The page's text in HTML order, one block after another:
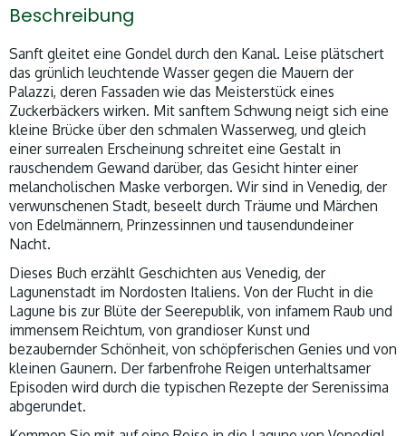
Beschreibung
Sanft gleitet eine Gondel durch den Kanal. Leise plätschert
das grünlich leuchtende Wasser gegen die Mauern der
Palazzi, deren Fassaden wie das Meisterstück eines
Zuckerbäckers wirken. Mit sanftem Schwung neigt sich eine
kleine Brücke über den schmalen Wasserweg, und gleich
einer surrealen Erscheinung schreitet eine Gestalt in
rauschendem Gewand darüber, das Gesicht hinter einer
melancholischen Maske verborgen. Wir sind in Venedig, der
verwunschenen Stadt, beseelt durch Träume und Märchen
von Edelmännern, Prinzessinnen und tausendundeiner
Nacht.
Dieses Buch erzählt Geschichten aus Venedig, der
Lagunenstadt im Nordosten Italiens. Von der Flucht in die
Lagune bis zur Blüte der Seerepublik, von infamem Raub und
immensem Reichtum, von grandioser Kunst und
bezaubernder Schönheit, von schöpferischen Genies und von
kleinen Gaunern. Der farbenfrohe Reigen unterhaltsamer
Episoden wird durch die typischen Rezepte der Serenissima
abgerundet.